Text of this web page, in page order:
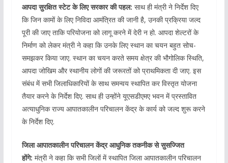
आपदा सुरक्षित स्टेट के लिए सरकार की पहल: साथ ही मंत्री ने निर्देश दिए
कि जिन कामों के लिए निविदा आमंत्रित की जानी है, उनकी प्रक्रिया जल्द
पूरी की जाए ताकि परियोजना को लागू करने में देरी न हो. आपदा शेल्टरों के
निर्माण को लेकर मंत्री ने कहा कि उनके लिए स्थान का चयन बहुत सोच-
समझकर किया जाए. स्थान का चयन करते समय क्षेत्र की भौगोलिक स्थिति,
आपदा जोखिम और स्थानीय लोगों की जरूरतों को प्राथमिकता दी जाए. इस
संबंध में सभी जिलाधिकारियों के साथ समन्वय स्थापित कर विस्तृत योजना
तैयार करने के निर्देश दिए. साथ ही उन्होंने यूएसडीएमए भवन में प्रस्तावित
अत्याधुनिक राज्य आपातकालीन परिचालन केंद्र के कार्य को जल्द शुरू करने
के निर्देश दिए.
जिला आपातकालीन परिचालन केंद्र आधुनिक तकनीक से सुसज्जित
होंगे: मंत्री ने कहा कि सभी जिलों में स्थापित जिला आपातकालीन परिचालन